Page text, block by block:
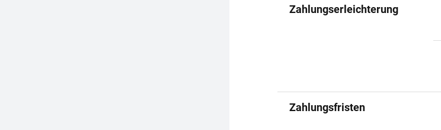
Zahlungserleichterung
Zahlungsfristen